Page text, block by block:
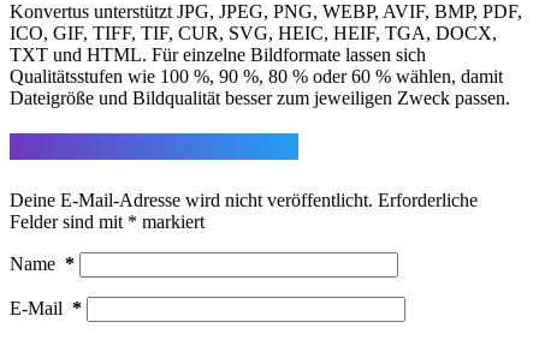
Konvertus unterstützt JPG, JPEG, PNG, WEBP, AVIF, BMP, PDF,
ICO, GIF, TIFF, TIF, CUR, SVG, HEIC, HEIF, TGA, DOCX,
TXT und HTML. Für einzelne Bildformate lassen sich
Qualitätsstufen wie 100 %, 90 %, 80 % oder 60 % wählen, damit
Dateigröße und Bildqualität besser zum jeweiligen Zweck passen.
Deine E-Mail-Adresse wird nicht veröffentlicht. Erforderliche
Felder sind mit * markiert
Name *
E-Mail *